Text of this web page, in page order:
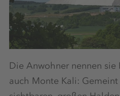
Die Anwohner nennen
auch Monte Kali: